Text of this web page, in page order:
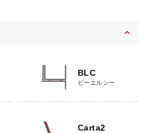
BLC
ビーエルシー
Carta2